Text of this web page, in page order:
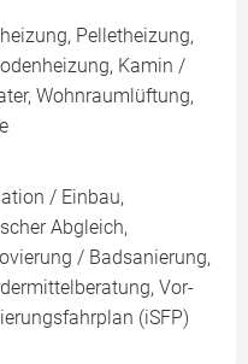
Pelletheizung,
Kamin /
Wohnraumlüftung,
/ Einbau,
Abgleich,
/ Badsanierung,
Vor-
(iSFP)